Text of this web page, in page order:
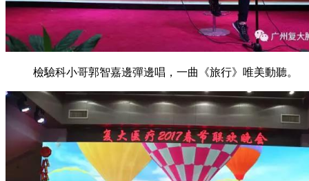
檢驗科小哥郭智嘉邊彈邊唱，一曲《旅行》唯美動聽。